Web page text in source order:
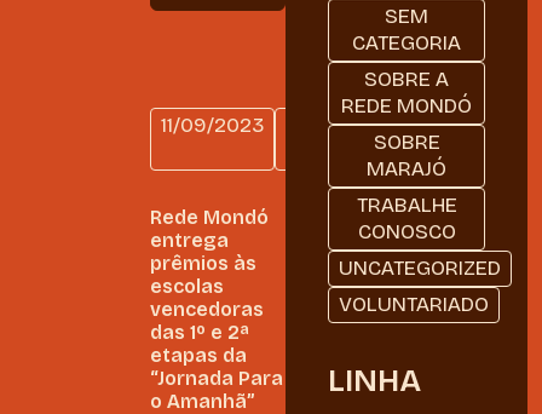
11/09/2023
SEM
CATEGORIA
Rede Mondó
entrega
prêmios às
escolas
vencedoras
das 1º e 2ª
etapas da
“Jornada Para
o Amanhã”
SEM
CATEGORIA
SOBRE A
REDE MONDÓ
SOBRE
MARAJÓ
TRABALHE
CONOSCO
UNCATEGORIZED
VOLUNTARIADO
LINHA